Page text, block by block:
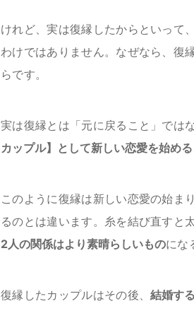
けれど、実は復縁したからといって
わけではありません。なぜなら、復
らです。
実は復縁とは「元に戻ること」では
カップル】として新しい恋愛を始め
このように復縁は新しい恋愛の始ま
るのとは違います。糸を結び直すと
2人の関係はより素晴らしいものにな
復縁したカップルはその後、結婚す